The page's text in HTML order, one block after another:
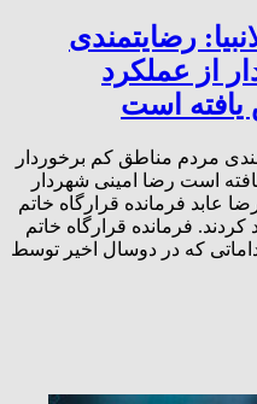
رضایتمندی
از عملکرد
یافته است
مردم مناطق کم برخوردار
است رضا امینی شهردار
عابد فرمانده قرارگاه خاتم
کردند. فرمانده قرارگاه خاتم
که در دوسال اخیر توسط